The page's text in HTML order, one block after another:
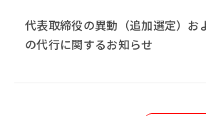
代表取締役の異動（追加選定）お
の代行に関するお知らせ